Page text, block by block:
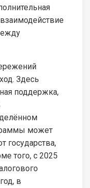
Здесь
поддержка,
может
государства,
того, с 2025
в